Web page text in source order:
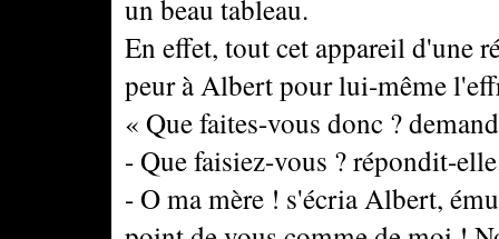
un beau tableau.
En effet, tout cet appareil d'une
peur à Albert pour lui-même
« Que faites-vous donc ?
- Que faisiez-vous ? répondit-
- O ma mère ! s'écria Albert,